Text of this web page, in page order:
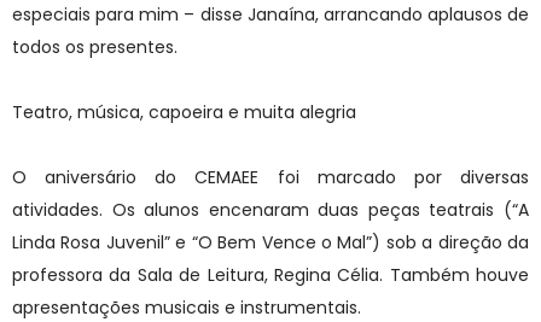
especiais para mim – disse Janaína, arrancando aplausos de
todos os presentes.
Teatro, música, capoeira e muita alegria
O aniversário do CEMAEE foi marcado por diversas
atividades. Os alunos encenaram duas peças teatrais (“A
Linda Rosa Juvenil” e “O Bem Vence o Mal”) sob a direção da
professora da Sala de Leitura, Regina Célia. Também houve
apresentações musicais e instrumentais.